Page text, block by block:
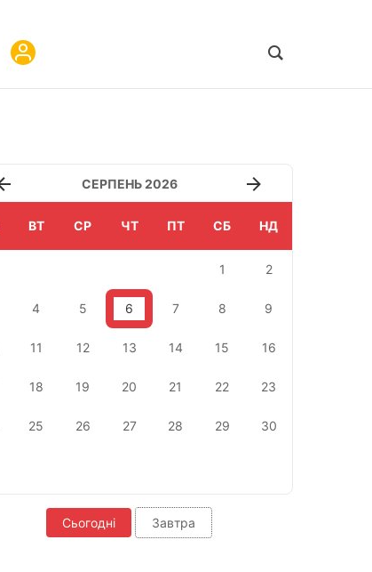
СЕРПЕНЬ 2026
ВТ СР ЧТ ПТ СБ НД
1 2
4 5 6 7 8 9
11 12 13 14 15 16
18 19 20 21 22 23
25 26 27 28 29 30
Сьогодні Завтра